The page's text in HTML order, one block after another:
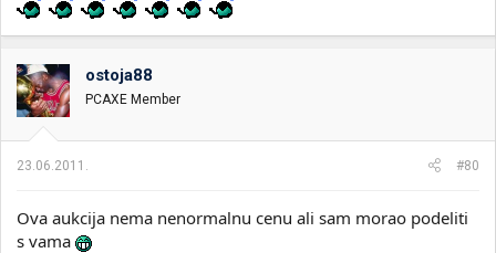
ostoja88
PCAXE Member
23.06.2011. #80
Ova aukcija nema nenormalnu cenu ali sam morao podeliti
s vama